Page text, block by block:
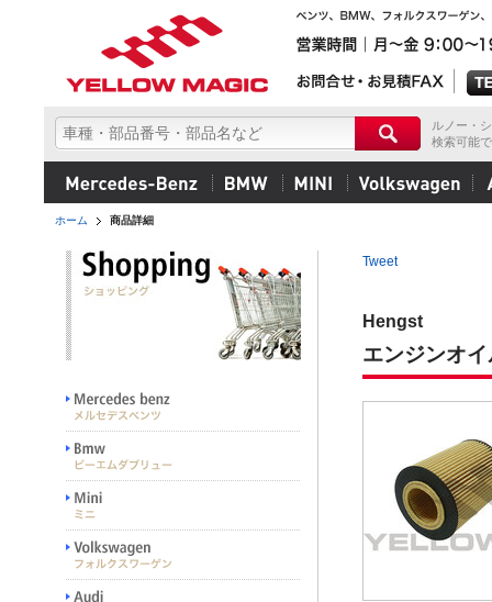
ルノー・
検索可能
ホーム 商品詳細
Tweet
Hengst
エンジンオ